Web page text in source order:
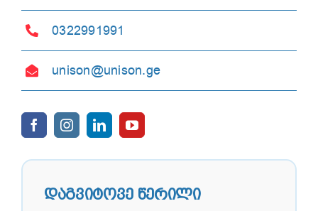
0322991991
unison@unison.ge
ᲓᲐᲒᲕᲘᲢᲝᲕᲔ ᲬᲔᲠᲘᲚᲘ